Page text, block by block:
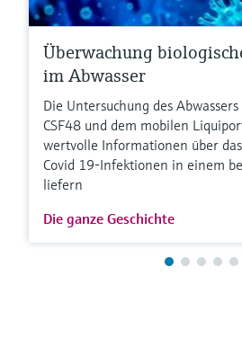
Überwachung
im Abwasser
Die Untersuchung des
CSF48 und dem mobilen
wertvolle Informationen über
Covid 19-Infektionen in einem
liefern
Die ganze Geschichte